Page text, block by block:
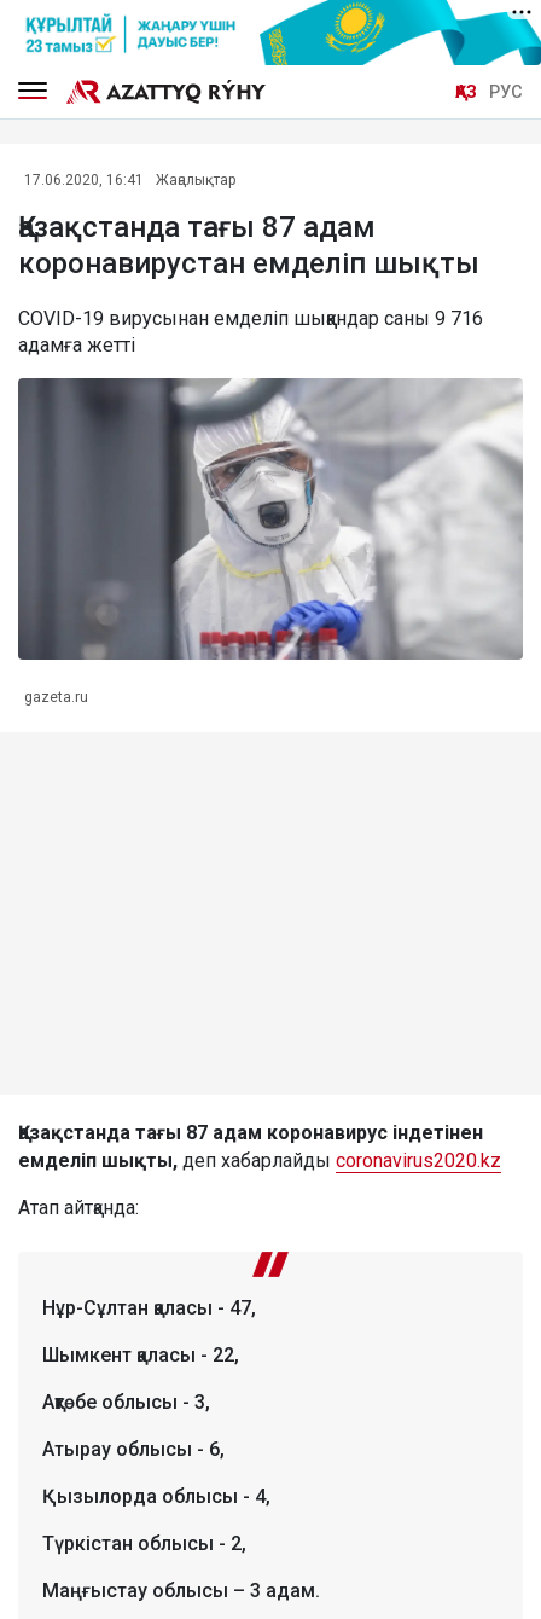
ҚАЗ РУС
17.06.2020, 16:41 Жаңалықтар
Қазақстанда тағы 87 адам
коронавирустан емделіп шықты
COVID-19 вирусынан емделіп шыққандар саны 9 716
адамға жетті
gazeta.ru
Қазақстанда тағы 87 адам коронавирус індетінен
емделіп шықты, деп хабарлайды coronavirus2020.kz
Атап айтқанда:
Нұр-Сұлтан қаласы - 47,
Шымкент қаласы - 22,
Ақтөбе облысы - 3,
Атырау облысы - 6,
Қызылорда облысы - 4,
Түркістан облысы - 2,
Маңғыстау облысы – 3 адам.